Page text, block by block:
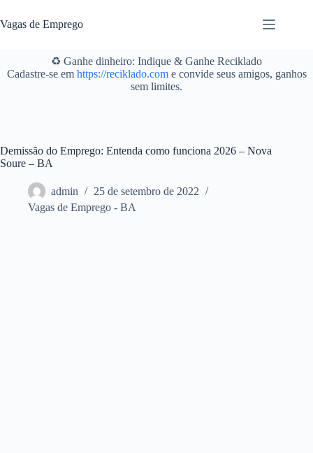
para
o
Vagas de Emprego
♻️ Ganhe dinheiro: Indique & Ganhe Reciklado
Cadastre-se em https://reciklado.come convide seus amigos, ganhos
sem limites.
Demissão do Emprego: Entenda como funciona 2026 – Nova
Soure – BA
admin
25 de setembro de 2022
Vagas de Emprego - BA